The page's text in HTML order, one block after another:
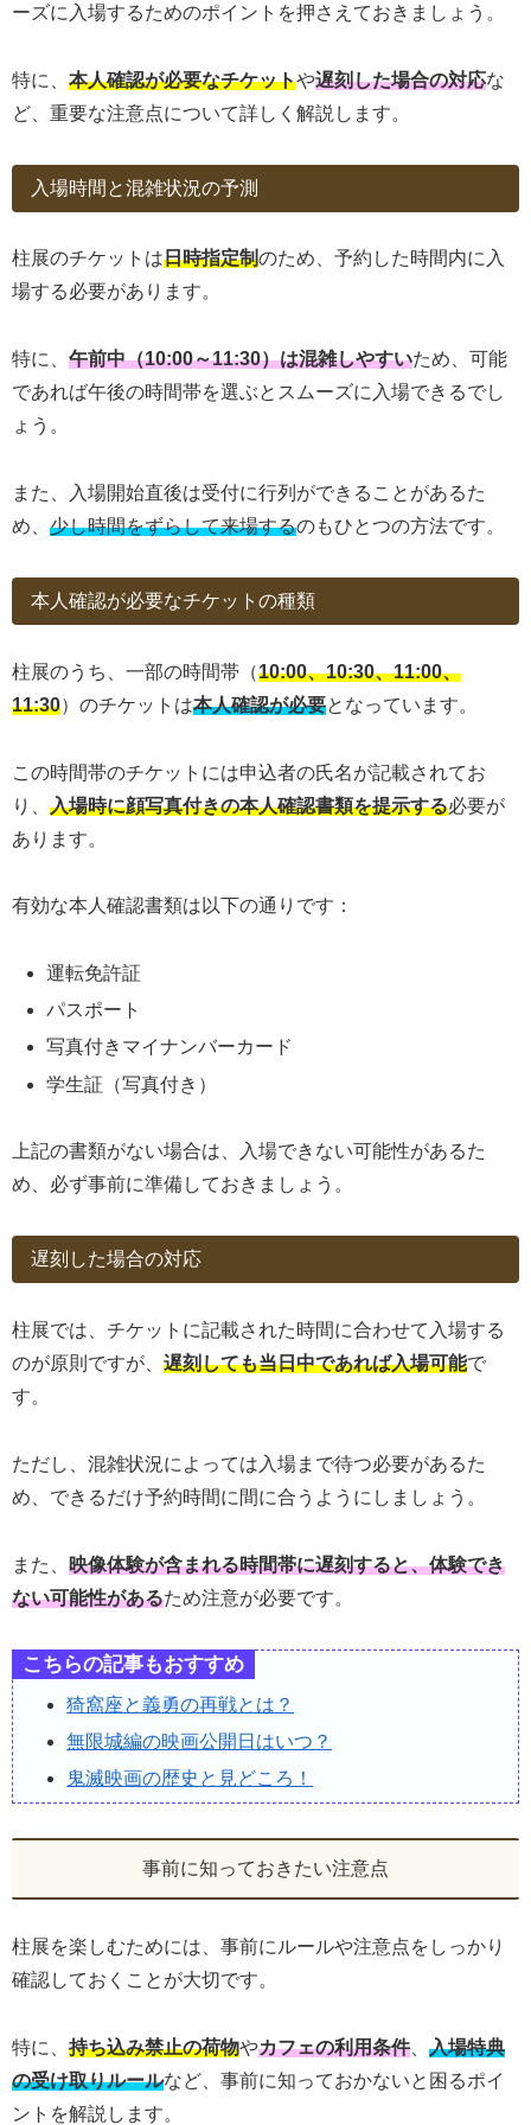
ーズに入場するためのポイントを押さえておきましょう。
特に、 本人確認が必要なチケットや遅刻した場合の対応な
ど、重要な注意点について詳しく解説します。
入場時間と混雑状況の予測
柱展のチケットは日時指定制のため、予約した時間内に入
場する必要があります。
特に、 午前中（10:00～11:30）は混雑しやすいため、可能
であれば午後の時間帯を選ぶとスムーズに入場できるでし
ょう。
また、入場開始直後は受付に行列ができることがあるた
め、 少し時間をずらして来場するのもひとつの方法です。
本人確認が必要なチケットの種類
柱展のうち、一部の時間帯（10:00、10:30、11:00、
11:30）のチケットは本人確認が必要となっています。
この時間帯のチケットには申込者の氏名が記載されてお
り、 入場時に顔写真付きの本人確認書類を提示する必要が
あります。
有効な本人確認書類は以下の通りです：
運転免許証
パスポート
写真付きマイナンバーカード
学生証（写真付き）
上記の書類がない場合は、入場できない可能性があるた
め、必ず事前に準備しておきましょう。
遅刻した場合の対応
柱展では、チケットに記載された時間に合わせて入場する
のが原則ですが、 遅刻しても当日中であれば入場可能で
す。
ただし、混雑状況によっては入場まで待つ必要があるた
め、できるだけ予約時間に間に合うようにしましょう。
また、 映像体験が含まれる時間帯に遅刻すると、体験でき
ない可能性があるため注意が必要です。
こちらの記事もおすすめ
猗窩座と義勇の再戦とは？
無限城編の映画公開日はいつ？
鬼滅映画の歴史と見どころ！
事前に知っておきたい注意点
柱展を楽しむためには、事前にルールや注意点をしっかり
確認しておくことが大切です。
特に、 持ち込み禁止の荷物やカフェの利用条件、 入場特典
の受け取りルールなど、事前に知っておかないと困るポイ
ントを解説します。